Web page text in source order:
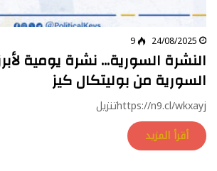
24/08/2025
9
النشرة السورية… نشرة يومية لأبرز
السورية من بوليتكال كيز
https://n9.cl/wkxayjتنزيل
أقرأ المزيد